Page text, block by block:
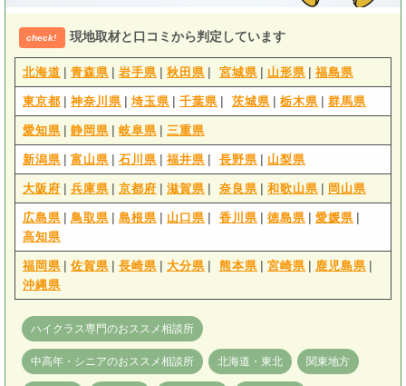
check! 現地取材と口コミから判定しています
北海道 | 青森県 | 岩手県 | 秋田県 | 宮城県 | 山形県 | 福島県
東京都 | 神奈川県 | 埼玉県 | 千葉県 | 茨城県 | 栃木県 | 群馬県
愛知県 | 静岡県 | 岐阜県 | 三重県
新潟県 | 富山県 | 石川県 | 福井県 | 長野県 | 山梨県
大阪府 | 兵庫県 | 京都府 | 滋賀県 | 奈良県 | 和歌山県 | 岡山県
広島県 | 鳥取県 | 島根県 | 山口県 | 香川県 | 徳島県 | 愛媛県 |
高知県
福岡県 | 佐賀県 | 長崎県 | 大分県 | 熊本県 | 宮崎県 | 鹿児島県 |
沖縄県
ハイクラス専門のおススメ相談所
中高年・シニアのおススメ相談所 北海道・東北 関東地方